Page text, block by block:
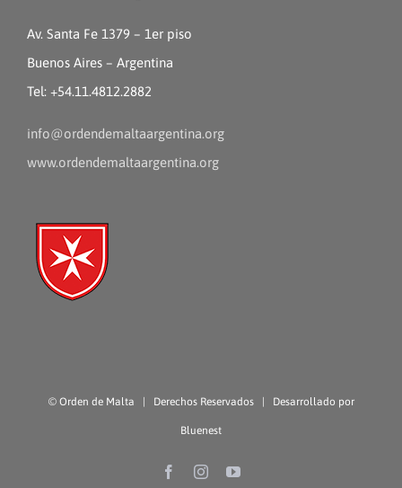
Av. Santa Fe 1379 – 1er piso
Buenos Aires – Argentina
Tel: +54.11.4812.2882
info@ordendemaltaargentina.org
www.ordendemaltaargentina.org
© Orden de Malta | Derechos Reservados | Desarrollado por
Bluenest
FacebookInstagramYouTube